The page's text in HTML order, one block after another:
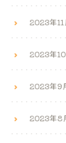
2023年11
2023年
2023年9
2023年8